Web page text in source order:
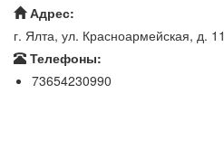
Адрес:
г. Ялта, ул. Красноармейская, д. 11
Телефоны:
73654230990